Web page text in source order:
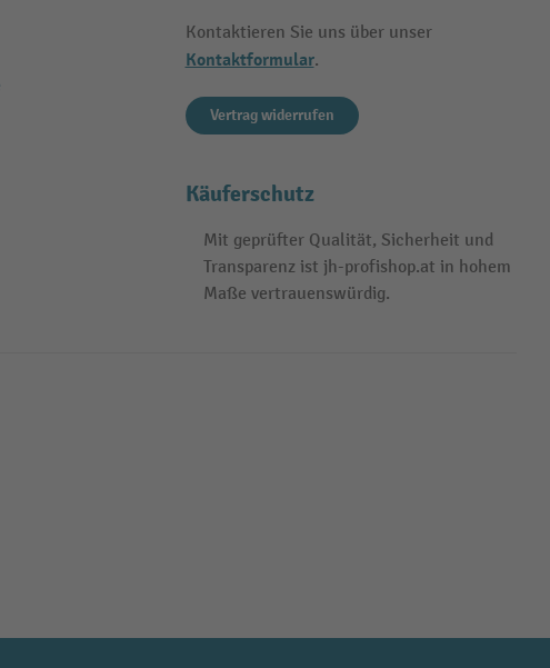
Kontaktieren Sie uns über unser
Kontaktformular.
Vertrag widerrufen
Käuferschutz
Mit geprüfter Qualität, Sicherheit und
Transparenz ist jh-profishop.at in hohem
Maße vertrauenswürdig.